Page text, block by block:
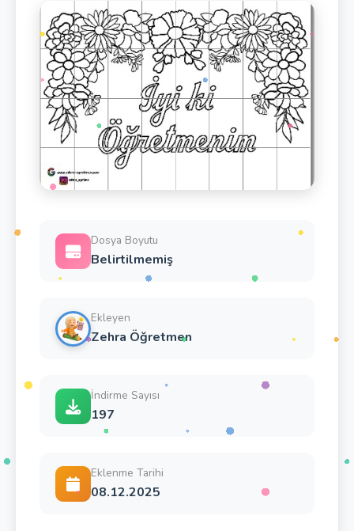
Dosya Boyutu
Belirtilmemiş
Ekleyen
Zehra Öğretmen
İndirme Sayısı
197
Eklenme Tarihi
08.12.2025